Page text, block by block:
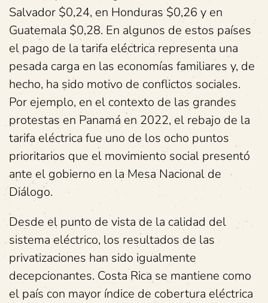
Salvador $0,24, en Honduras $0,26 y en
Guatemala $0,28. En algunos de estos países
el pago de la tarifa eléctrica representa una
pesada carga en las economías familiares y, de
hecho, ha sido motivo de conflictos sociales.
Por ejemplo, en el contexto de las grandes
protestas en Panamá en 2022, el rebajo de la
tarifa eléctrica fue uno de los ocho puntos
prioritarios que el movimiento social presentó
ante el gobierno en la Mesa Nacional de
Diálogo.
Desde el punto de vista de la calidad del
sistema eléctrico, los resultados de las
privatizaciones han sido igualmente
decepcionantes. Costa Rica se mantiene como
el país con mayor índice de cobertura eléctrica